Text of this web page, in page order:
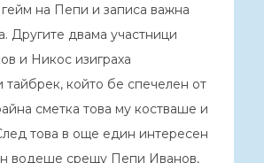
на Пепи и записа важна
Другите двама участници
и Никос изиграха
тайбрек, който бе спечелен от
сметка това му костваше и
това в още един интересен
водеше срещу Пепи Иванов,